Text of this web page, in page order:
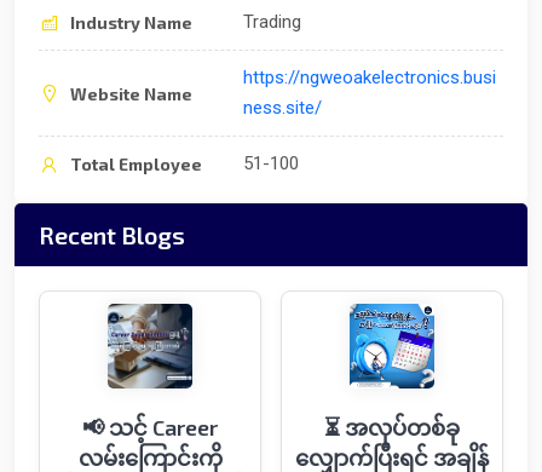
Industry Name Trading
Website Name
https://ngweoakelectronics.busi
ness.site/
Total Employee 51-100
Recent Blogs
📢 သင့် Career
လမ်းကြောင်းကို
⏳ အလုပ်တစ်ခု
လျှောက်ပြီးရင် အချိန်